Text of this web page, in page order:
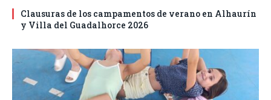
Clausuras de los campamentos de verano en Alhaurín
y Villa del Guadalhorce 2026